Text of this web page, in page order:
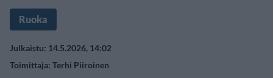
Ruoka
Julkaistu: 14.5.2026, 14:02
Toimittaja: Terhi Piiroinen